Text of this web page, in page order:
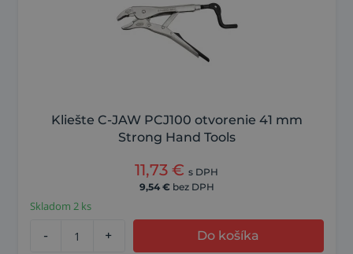
Kliešte C-JAW PCJ100 otvorenie 41 mm
Strong Hand Tools
11,73 € s DPH
9,54 € bez DPH
Skladom 2 ks
- + Do košíka